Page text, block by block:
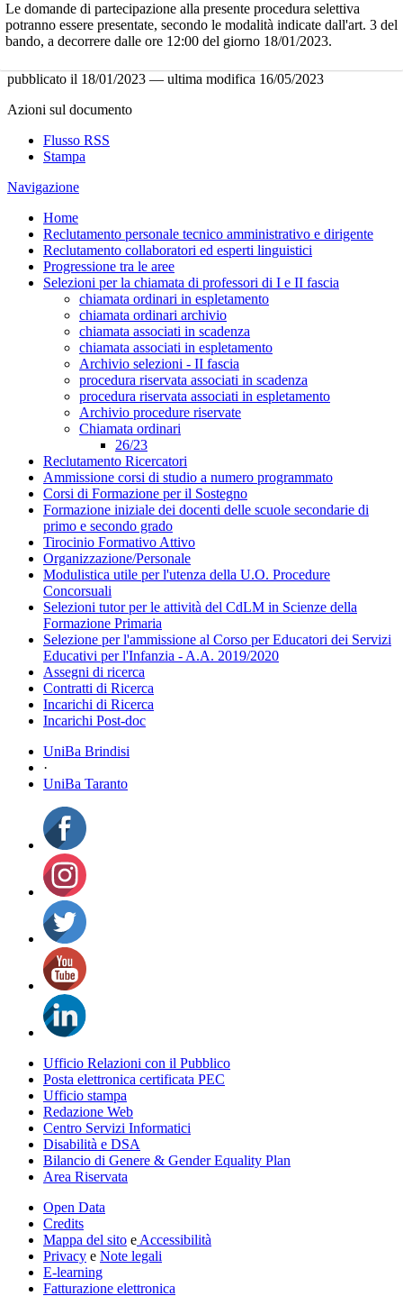
Le domande di partecipazione alla presente procedura selettiva
potranno essere presentate, secondo le modalità indicate dall'art. 3 del
bando, a decorrere dalle ore 12:00 del giorno 18/01/2023.
pubblicato il 18/01/2023 — ultima modifica 16/05/2023
Azioni sul documento
Flusso RSS
Stampa
Navigazione
Home
Reclutamento personale tecnico amministrativo e dirigente
Reclutamento collaboratori ed esperti linguistici
Progressione tra le aree
Selezioni per la chiamata di professori di I e II fascia
chiamata ordinari in espletamento
chiamata ordinari archivio
chiamata associati in scadenza
chiamata associati in espletamento
Archivio selezioni - II fascia
procedura riservata associati in scadenza
procedura riservata associati in espletamento
Archivio procedure riservate
Chiamata ordinari
26/23
Reclutamento Ricercatori
Ammissione corsi di studio a numero programmato
Corsi di Formazione per il Sostegno
Formazione iniziale dei docenti delle scuole secondarie di
primo e secondo grado
Tirocinio Formativo Attivo
Organizzazione/Personale
Modulistica utile per l'utenza della U.O. Procedure
Concorsuali
Selezioni tutor per le attività del CdLM in Scienze della
Formazione Primaria
Selezione per l'ammissione al Corso per Educatori dei Servizi
Educativi per l'Infanzia - A.A. 2019/2020
Assegni di ricerca
Contratti di Ricerca
Incarichi di Ricerca
Incarichi Post-doc
UniBa Brindisi
·
UniBa Taranto
Ufficio Relazioni con il Pubblico
Posta elettronica certificata PEC
Ufficio stampa
Redazione Web
Centro Servizi Informatici
Disabilità e DSA
Bilancio di Genere & Gender Equality Plan
Area Riservata
Open Data
Credits
Mappa del sito eAccessibilità
Privacy e Note legali
E-learning
Fatturazione elettronica